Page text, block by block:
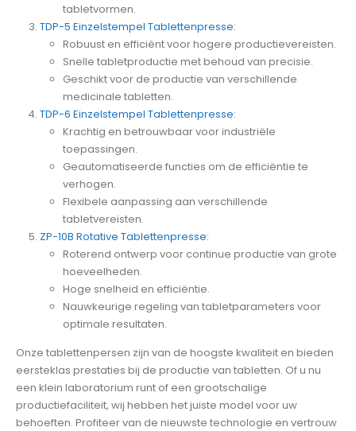
tabletvormen.
TDP-5 Einzelstempel Tablettenpresse:
Robuust en efficiënt voor hogere productievereisten.
Snelle tabletproductie met behoud van precisie.
Geschikt voor de productie van verschillende
medicinale tabletten.
TDP-6 Einzelstempel Tablettenpresse:
Krachtig en betrouwbaar voor industriële
toepassingen.
Geautomatiseerde functies om de efficiëntie te
verhogen.
Flexibele aanpassing aan verschillende
tabletvereisten.
ZP-10B Rotative Tablettenpresse:
Roterend ontwerp voor continue productie van grote
hoeveelheden.
Hoge snelheid en efficiëntie.
Nauwkeurige regeling van tabletparameters voor
optimale resultaten.
Onze tablettenpersen zijn van de hoogste kwaliteit en bieden
eersteklas prestaties bij de productie van tabletten. Of u nu
een klein laboratorium runt of een grootschalige
productiefaciliteit, wij hebben het juiste model voor uw
behoeften. Profiteer van de nieuwste technologie en vertrouw